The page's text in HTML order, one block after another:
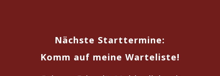
Nächste Starttermine:
Komm auf meine Warteliste!